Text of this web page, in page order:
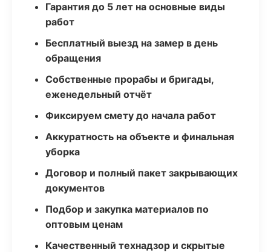
Гарантия до 5 лет на основные виды
работ
Бесплатный выезд на замер в день
обращения
Собственные прорабы и бригады,
еженедельный отчёт
Фиксируем смету до начала работ
Аккуратность на объекте и финальная
уборка
Договор и полный пакет закрывающих
документов
Подбор и закупка материалов по
оптовым ценам
Качественный технадзор и скрытые